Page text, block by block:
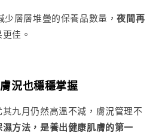
少層層堆疊的保養品數量，夜間再
佳。
況也穩穩掌握
九月仍然高溫不減，膚況管理不
方法，是養出健康肌膚的第一